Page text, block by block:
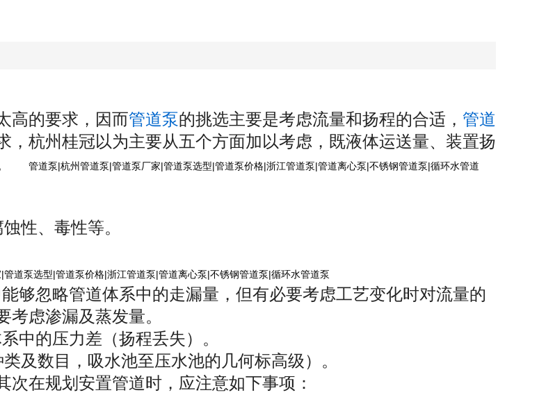
高的要求，因而管道泵的挑选主要是考虑流量和扬程的合适， 管道
，杭州桂冠以为主要从五个方面加以考虑，既液体运送量、装置扬
管道泵|杭州管道泵|管道泵厂家|管道泵选型|管道泵价格|浙江管道泵|管道离心泵|不锈钢管道泵|循环水管道
蚀性、毒性等。
道泵选型|管道泵价格|浙江管道泵|管道离心泵|不锈钢管道泵|循环水管道泵
够忽略管道体系中的走漏量，但有必要考虑工艺变化时对流量的
虑渗漏及蒸发量。
中的压力差（扬程丢失）。
及数目，吸水池至压水池的几何标高级）。
在规划安置管道时，应注意如下事项：